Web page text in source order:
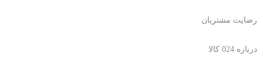
رضایت مشتریان
درباره 024 کالا